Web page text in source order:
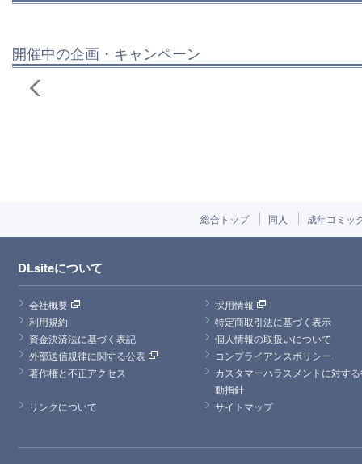
開催中の企画・キャンペーン
総合トップ 同人 成年コミッ
DLsiteについて
会社概要
採用情報
利用規約
特定商取引法に基づく表示
資金決済法に基づく表記
個人情報の取扱いについて
外部送信規律に関する公表
コンプライアンスポリシー
著作権と不正アクセス
カスタマーハラスメントに対す
動指針
リンクについて
サイトマップ